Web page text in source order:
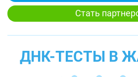
Стать
ДНК-ТЕСТЫ В